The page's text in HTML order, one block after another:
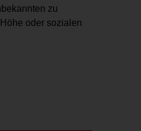
zu
oder sozialen